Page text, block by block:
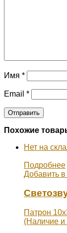
Имя *
Email *
Похожие
Нет на
Подробнее
Добавить
Патрон
(Наличие и